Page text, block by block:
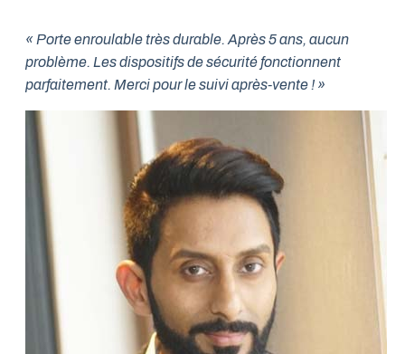
« Porte enroulable très durable. Après 5 ans, aucun
problème. Les dispositifs de sécurité fonctionnent
parfaitement. Merci pour le suivi après-vente ! »